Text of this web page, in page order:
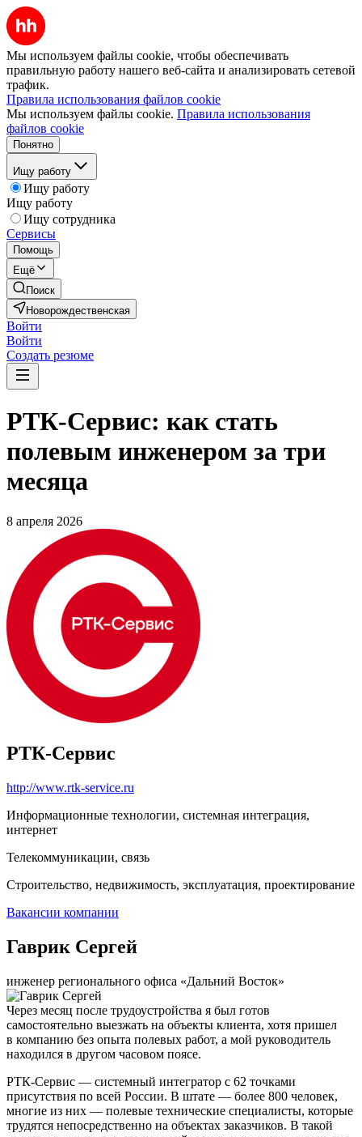
Мы используем файлы cookie, чтобы обеспечивать
правильную работу нашего веб-сайта и анализировать сетевой
трафик.
Правила использования файлов cookie
Мы используем файлы cookie. Правила использования
файлов cookie
Понятно
Ищу работу
Ищу работу
Ищу работу
Ищу сотрудника
Сервисы
Помощь
Ещё
Поиск
Новорождественская
Войти
Войти
Создать резюме
РТК-Сервис: как стать
полевым инженером за три
месяца
8 апреля 2026
РТК-Сервис
http://www.rtk-service.ru
Информационные технологии, системная интеграция,
интернет
Телекоммуникации, связь
Строительство, недвижимость, эксплуатация, проектирование
Вакансии компании
Гаврик Сергей
инженер регионального офиса «Дальний Восток»
Через месяц после трудоустройства я был готов
самостоятельно выезжать на объекты клиента, хотя пришел
в компанию без опыта полевых работ, а мой руководитель
находился в другом часовом поясе.
РТК-Сервис — системный интегратор с 62 точками
присутствия по всей России. В штате — более 800 человек,
многие из них — полевые технические специалисты, которые
трудятся непосредственно на объектах заказчиков. В такой